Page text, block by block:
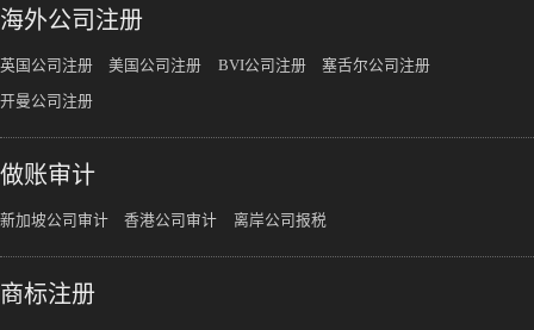
海外公司注册
英国公司注册 美国公司注册 BVI公司注册 塞舌尔公司注册
开曼公司注册
做账审计
新加坡公司审计 香港公司审计 离岸公司报税
商标注册